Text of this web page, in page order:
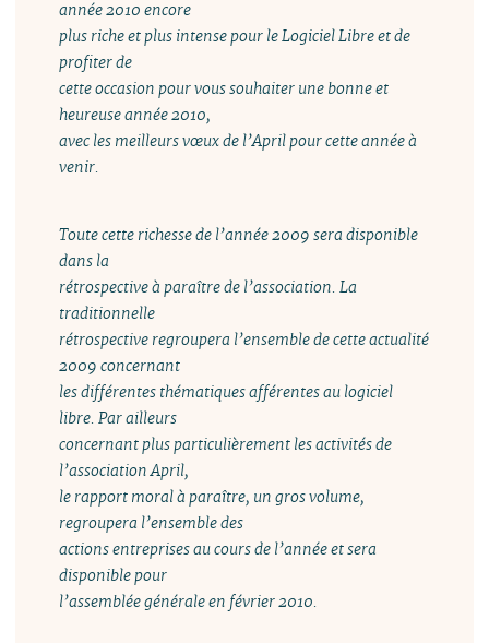
année 2010 encore
plus riche et plus intense pour le Logiciel Libre et de
profiter de
cette occasion pour vous souhaiter une bonne et
heureuse année 2010,
avec les meilleurs vœux de l’April pour cette année à
venir.
Toute cette richesse de l’année 2009 sera disponible
dans la
rétrospective à paraître de l’association. La
traditionnelle
rétrospective regroupera l’ensemble de cette actualité
2009 concernant
les différentes thématiques afférentes au logiciel
libre. Par ailleurs
concernant plus particulièrement les activités de
l’association April,
le rapport moral à paraître, un gros volume,
regroupera l’ensemble des
actions entreprises au cours de l’année et sera
disponible pour
l’assemblée générale en février 2010.